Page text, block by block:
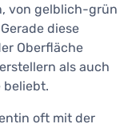
von gelblich-grün
diese
Oberfläche
als auch
beliebt.
oft mit der